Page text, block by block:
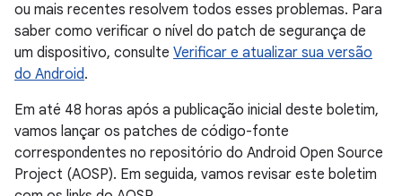
ou mais recentes resolvem todos esses problemas. Para
saber como verificar o nível do patch de segurança de
um dispositivo, consulte Verificar e atualizar sua versão
do Android.
Em até 48 horas após a publicação inicial deste boletim,
vamos lançar os patches de código-fonte
correspondentes no repositório do Android Open Source
Project (AOSP). Em seguida, vamos revisar este boletim